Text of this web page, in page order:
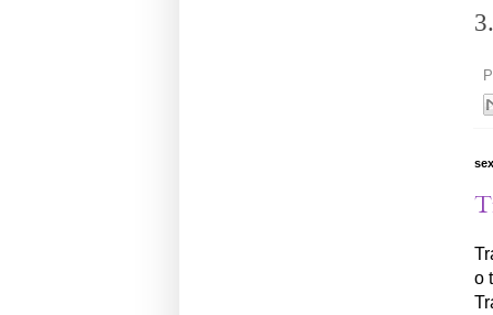
o